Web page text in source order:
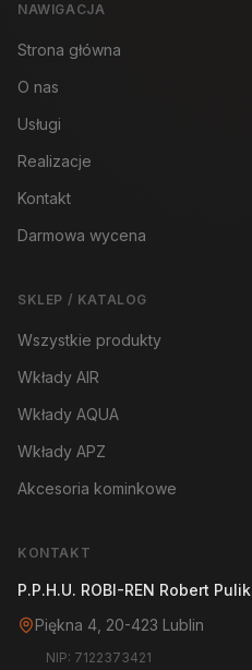
NAWIGACJA
Strona główna
O nas
Usługi
Realizacje
Kontakt
Darmowa wycena
SKLEP / KATALOG
Wszystkie produkty
Wkłady AIR
Wkłady AQUA
Wkłady APZ
Akcesoria kominkowe
KONTAKT
P.P.H.U. ROBI-REN Robert Pulik
Piękna 4, 20-423 Lublin
NIP: 7122373421